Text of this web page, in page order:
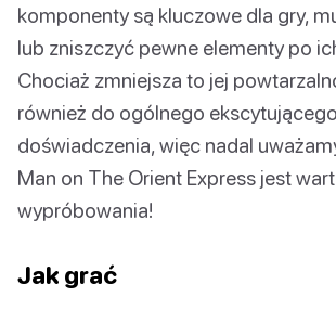
komponenty są kluczowe dla gry,
lub zniszczyć pewne elementy po
Chociaż zmniejsza to jej
również do ogólnego ekscytującego
doświadczenia, więc nadal
Man on The Orient Express jest
wypróbowania!
Jak grać